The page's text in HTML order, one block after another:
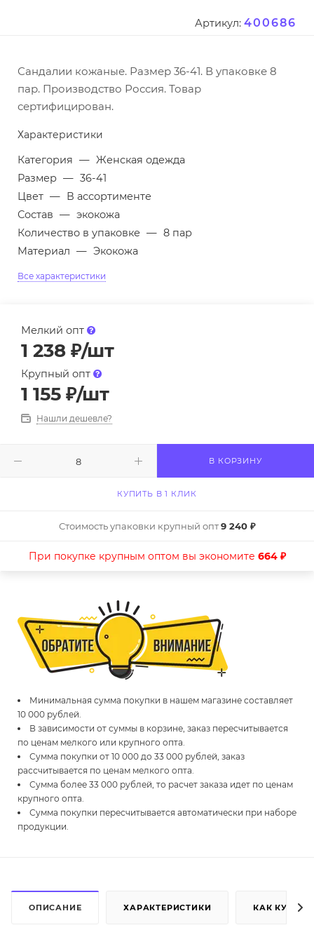
Артикул: 400686
Сандалии кожаные. Размер 36-41. В упаковке 8
пар. Производство Россия. Товар
сертифицирован.
Характеристики
Категория — Женская одежда
Размер — 36-41
Цвет — В ассортименте
Состав — экокожа
Количество в упаковке — 8 пар
Материал — Экокожа
Все характеристики
Мелкий опт
1 238 ₽/шт
Крупный опт
1 155 ₽/шт
Нашли дешевле?
В КОРЗИНУ
КУПИТЬ В 1 КЛИК
Стоимость упаковки крупный опт9 240 ₽
При покупке крупным оптом вы экономите 664 ₽
Минимальная сумма покупки в нашем магазине составляет
10 000 рублей.
В зависимости от суммы в корзине, заказ пересчитывается
по ценам мелкого или крупного опта.
Сумма покупки от 10 000 до 33 000 рублей, заказ
рассчитывается по ценам мелкого опта.
Сумма более 33 000 рублей, то расчет заказа идет по ценам
крупного опта.
Сумма покупки пересчитывается автоматически при наборе
продукции.
ОПИСАНИЕ ХАРАКТЕРИСТИКИ КАК КУПИТЬ